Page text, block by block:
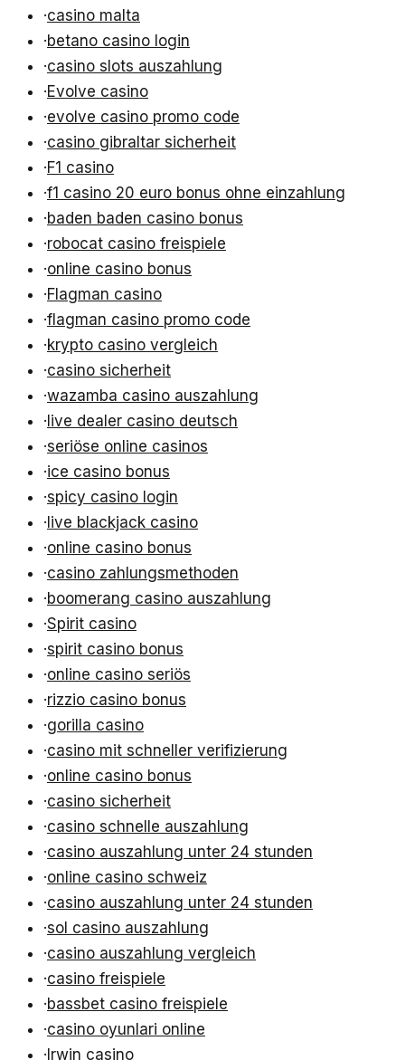
·casino malta
·betano casino login
·casino slots auszahlung
·Evolve casino
·evolve casino promo code
·casino gibraltar sicherheit
·F1 casino
·f1 casino 20 euro bonus ohne einzahlung
·baden baden casino bonus
·robocat casino freispiele
·online casino bonus
·Flagman casino
·flagman casino promo code
·krypto casino vergleich
·casino sicherheit
·wazamba casino auszahlung
·live dealer casino deutsch
·seriöse online casinos
·ice casino bonus
·spicy casino login
·live blackjack casino
·online casino bonus
·casino zahlungsmethoden
·boomerang casino auszahlung
·Spirit casino
·spirit casino bonus
·online casino seriös
·rizzio casino bonus
·gorilla casino
·casino mit schneller verifizierung
·online casino bonus
·casino sicherheit
·casino schnelle auszahlung
·casino auszahlung unter 24 stunden
·online casino schweiz
·casino auszahlung unter 24 stunden
·sol casino auszahlung
·casino auszahlung vergleich
·casino freispiele
·bassbet casino freispiele
·casino oyunlari online
·Irwin casino